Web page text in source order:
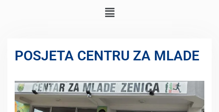
POSJETA CENTRU ZA MLADE